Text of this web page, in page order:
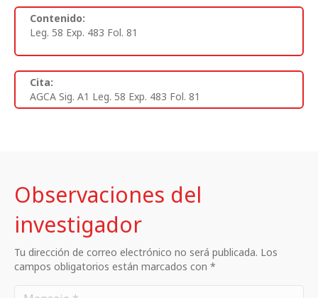
Contenido:
Leg. 58 Exp. 483 Fol. 81
Cita:
AGCA Sig. A1 Leg. 58 Exp. 483 Fol. 81
Observaciones del
investigador
Tu dirección de correo electrónico no será publicada. Los
campos obligatorios están marcados con *